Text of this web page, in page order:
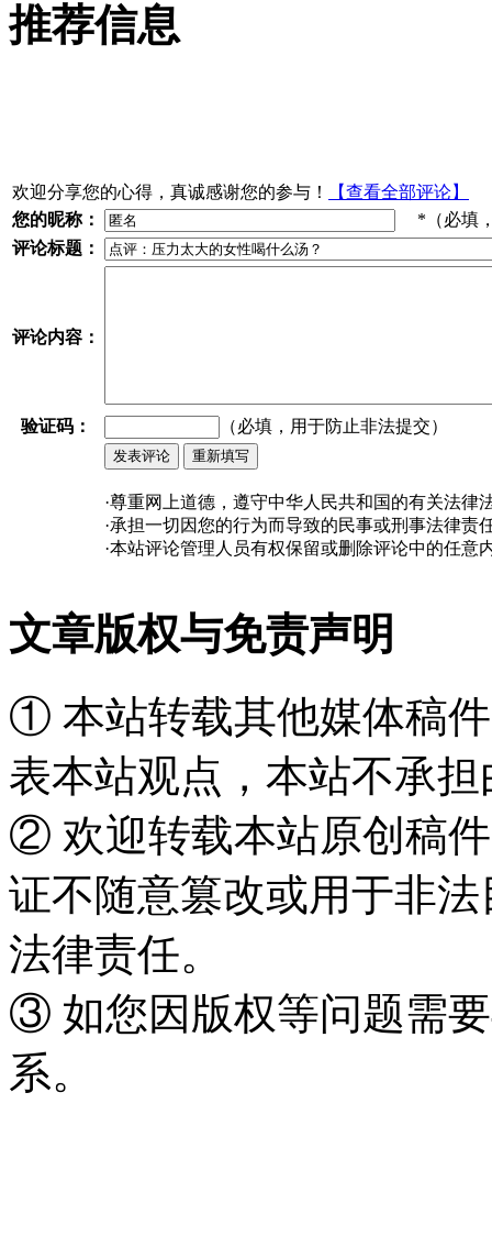
推荐信息
欢迎分享您的心得，真诚感谢您的参与！
【查看全部评论】
您的昵称：
*（必填
评论标题：
评论内容：
验证码： （必填，用于防止非法提交）
·尊重网上道德，遵守中华人民共和国的有关法律
·承担一切因您的行为而导致的民事或刑事法律责
·本站评论管理人员有权保留或删除评论中的任意
文章版权与免责声明
① 本站转载其他媒体稿
表本站观点，本站不承
② 欢迎转载本站原创稿
证不随意篡改或用于非
法律责任。
③ 如您因版权等问题需
系。